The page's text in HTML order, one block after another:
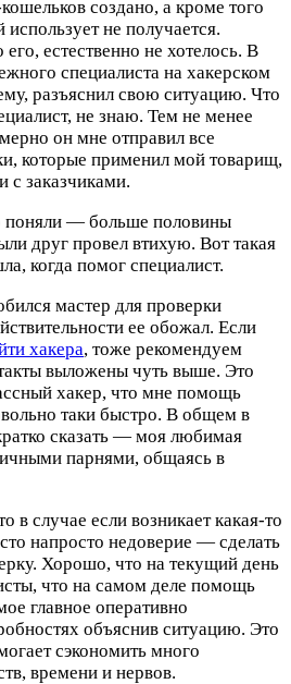
создано, а кроме того
не получается.
естественно не хотелось. В
специалиста на хакерском
разъяснил свою ситуацию. Что
не знаю. Тем не менее
он мне отправил все
которые применил мой товарищ,
с заказчиками.
поняли — больше половины
друг провел втихую. Вот такая
когда помог специалист.
мастер для проверки
ее обожал. Если
хакера, тоже рекомендуем
выложены чуть выше. Это
хакер, что мне помощь
таки быстро. В общем в
сказать — моя любимая
парнями, общаясь в
в случае если возникает какая-то
напросто недоверие — сделать
Хорошо, что на текущий день
что на самом деле помощь
главное оперативно
объяснив ситуацию. Это
сэкономить много
времени и нервов.